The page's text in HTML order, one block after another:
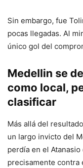
Sin embargo, fue
pocas llegadas. Al
único gol del
Medellin se
como local,
clasificar
Más allá del
un largo invicto del
perdía en el
precisamente contra